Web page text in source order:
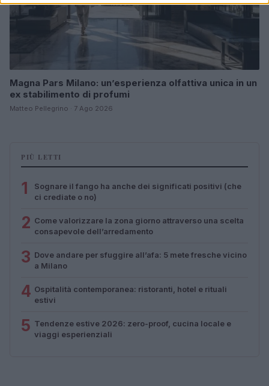
Magna Pars Milano: un’esperienza olfattiva unica in un
ex stabilimento di profumi
Matteo Pellegrino · 7 Ago 2026
PIÙ LETTI
1
Sognare il fango ha anche dei significati positivi (che
ci crediate o no)
2 Come valorizzare la zona giorno attraverso una scelta
consapevole dell’arredamento
3 Dove andare per sfuggire all’afa: 5 mete fresche vicino
a Milano
4 Ospitalità contemporanea: ristoranti, hotel e rituali
estivi
5 Tendenze estive 2026: zero-proof, cucina locale e
viaggi esperienziali